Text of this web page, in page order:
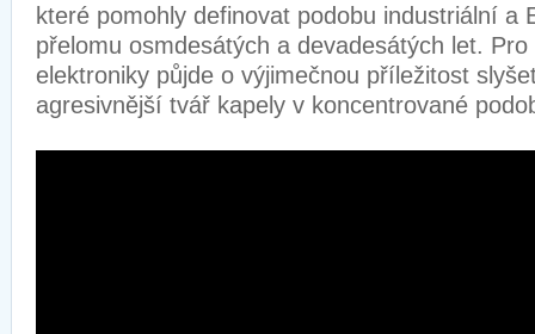
které pomohly definovat podobu industriální a
přelomu osmdesátých a devadesátých let.
elektroniky půjde o výjimečnou příležitost
agresivnější tvář kapely v koncentrované